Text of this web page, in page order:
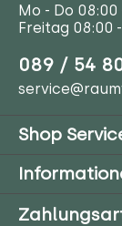
Mo - Do 08:00
Freitag 08:00
089 / 54
Shop